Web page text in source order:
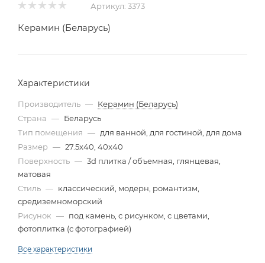
Артикул: 3373
Керамин (Беларусь)
Характеристики
Производитель — Керамин (Беларусь)
Страна — Беларусь
Тип помещения — для ванной, для гостиной, для дома
Размер — 27.5x40, 40x40
Поверхность — 3d плитка / объемная, глянцевая,
матовая
Стиль — классический, модерн, романтизм,
средиземноморский
Рисунок — под камень, с рисунком, с цветами,
фотоплитка (с фотографией)
Все характеристики